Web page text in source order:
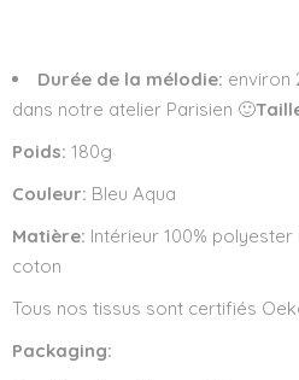
Durée de la mélodie: environ
dans notre atelier Parisien 🙂
Poids: 180g
Couleur: Bleu Aqua
Matière: Intérieur 100%
coton
Tous nos tissus sont certifiés
Packaging: